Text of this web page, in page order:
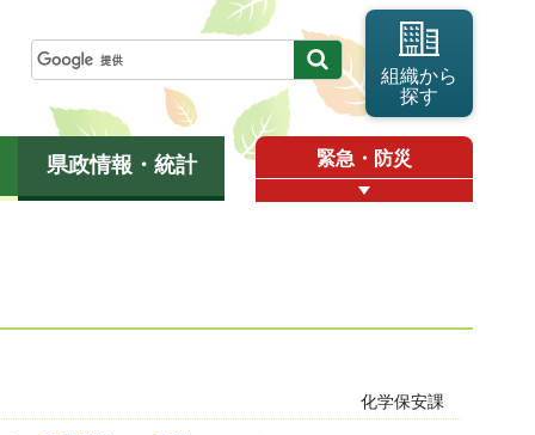
組織から
探す
県政情報・統計 緊急・防災
化学保安課